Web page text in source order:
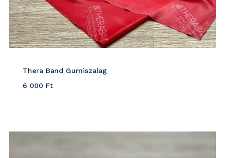
Thera Band Gumiszalag
6 000 Ft